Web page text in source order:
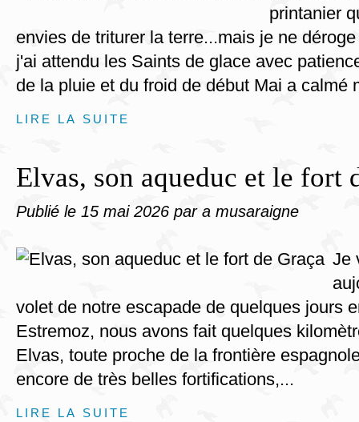
printanier
envies de triturer la terre...mais je ne
j'ai attendu les Saints de glace avec
de la pluie et du froid de début Mai a calmé
LIRE LA SUITE
Elvas, son aqueduc et le fort
Publié le 15 mai 2026 par a musaraigne
Je
volet de notre escapade de quelques jours
Estremoz, nous avons fait quelques
Elvas, toute proche de la frontière
encore de très belles fortifications,...
LIRE LA SUITE